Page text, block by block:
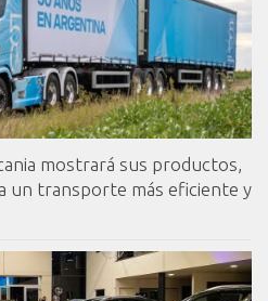
mostrará sus productos,
un transporte más eficiente y